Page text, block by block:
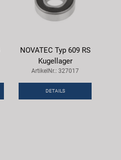
NOVATEC Typ 609 RS
Kugellager
ArtikelNr.: 327017
DETAILS